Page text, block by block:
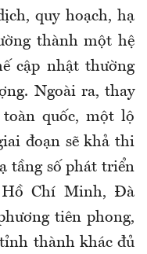
quy hoạch, hạ
thành một hệ
cập nhật thường
Ngoài ra, thay
quốc, một lộ
đoạn sẽ khả thi
tầng số phát triển
Chí Minh, Đà
tiên phong,
thành khác đủ